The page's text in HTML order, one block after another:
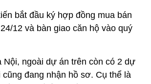
bắt đầu ký hợp đồng mua bán
12 và bàn giao căn hộ vào quý
Nội, ngoài dự án trên còn có 2 dự
đang nhận hồ sơ. Cụ thể là